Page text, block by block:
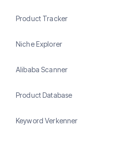
Product Tracker
Niche Explorer
Alibaba Scanner
Product Database
Keyword Verkenner